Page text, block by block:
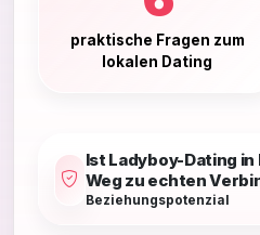
praktische Fragen zum
lokalen Dating
Ist Ladyboy-Dating
Weg zu echten
Beziehungspotenzial